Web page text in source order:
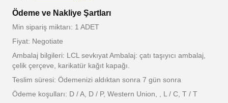
Ödeme ve Nakliye Şartları
Min sipariş miktarı: 1 ADET
Fiyat: Negotiate
Ambalaj bilgileri: LCL sevkıyat Ambalaj: çatı taşıyıcı ambalaj,
çelik çerçeve, karikatür kağıt kapağı.
Teslim süresi: Ödemenizi aldıktan sonra 7 gün sonra
Ödeme koşulları: D / A, D / P, Western Union, , L / C, T / T